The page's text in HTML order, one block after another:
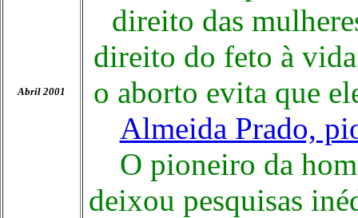
Abril 2001
direito das
direito do feto à
o aborto evita que
Almeida Prado,
O pioneiro da
deixou pesquisas